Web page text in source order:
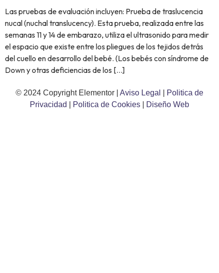
Las pruebas de evaluación incluyen: Prueba de traslucencia
nucal (nuchal translucency). Esta prueba, realizada entre las
semanas 11 y 14 de embarazo, utiliza el ultrasonido para medir
el espacio que existe entre los pliegues de los tejidos detrás
del cuello en desarrollo del bebé. (Los bebés con síndrome de
Down y otras deficiencias de los […]
© 2024 Copyright Elementor | Aviso Legal
Politica de
Privacidad
Politica de Cookies Diseño Web